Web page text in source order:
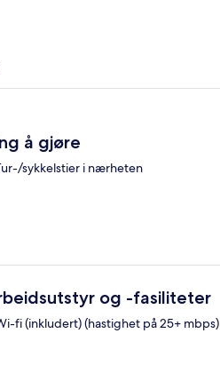
å gjøre
sykkelstier i nærheten
og -fasiliteter
fi (inkludert) (hastighet på 25+ mbps)